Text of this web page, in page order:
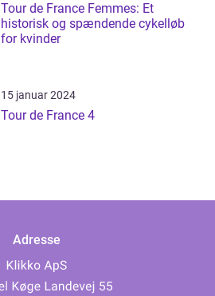
Tour de France Femmes: Et
historisk og spændende cykelløb
for kvinder
15 januar 2024
Tour de France 4
Adresse